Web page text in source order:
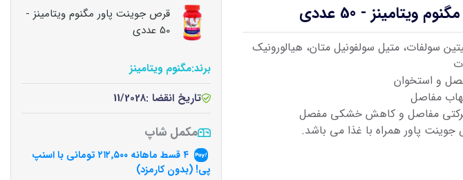
- 50 عددی
سولفات، متیل‌ سولفونیل‌ متان، هیالورونیک
و استخوان
مفاصل
مفاصل و کاهش خشکی مفصل
پاور همراه با غذا می باشد.
قرص جوینت پاور مگنوم ویتامینز -
50 عددی
برند:مگنوم ویتامینز
تاریخ انقضا :11/2028
مکمل شاپ
۲۱۲٬۵۰۰تومانی با اسنپ
پی! (بدون کارمزد)